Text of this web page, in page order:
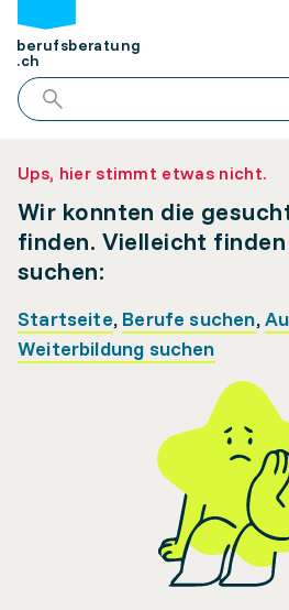
berufsberatung
.ch
Ups, hier stimmt etwas nicht.
Wir konnten die
finden. Vielleicht finden
suchen:
Startseite, Berufe suchen,
Weiterbildung suchen